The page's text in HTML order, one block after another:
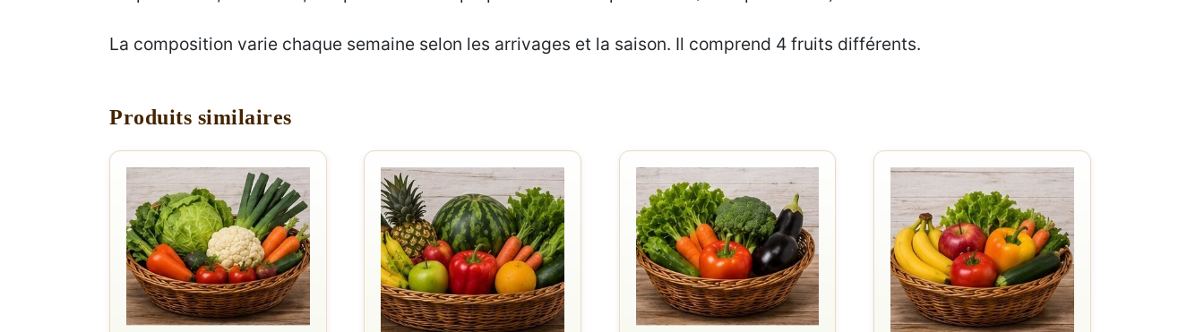
La composition varie chaque semaine selon les arrivages et la saison. Il comprend 4 fruits différents.
Produits similaires